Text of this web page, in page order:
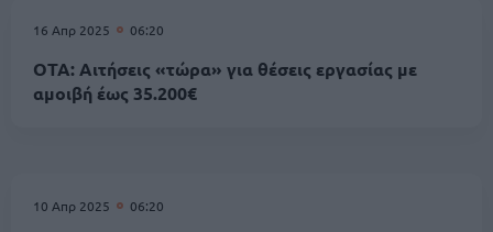
16 Απρ 2025 06:20
ΟΤΑ: Αιτήσεις «τώρα» για θέσεις εργασίας με
αμοιβή έως 35.200€
10 Απρ 2025 06:20